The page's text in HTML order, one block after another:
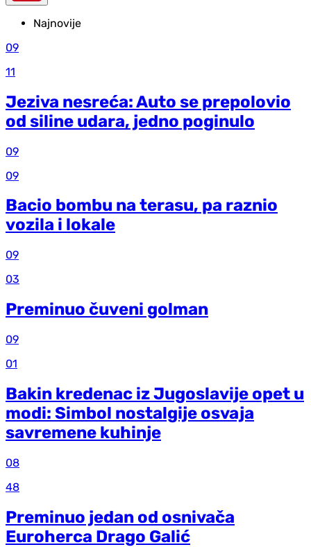
Najnovije
09
11
Jeziva nesreća: Auto se prepolovio
od siline udara, jedno poginulo
09
09
Bacio bombu na terasu, pa raznio
vozila i lokale
09
03
Preminuo čuveni golman
09
01
Bakin kredenac iz Jugoslavije opet u
modi: Simbol nostalgije osvaja
savremene kuhinje
08
48
Preminuo jedan od osnivača
Euroherca Drago Galić